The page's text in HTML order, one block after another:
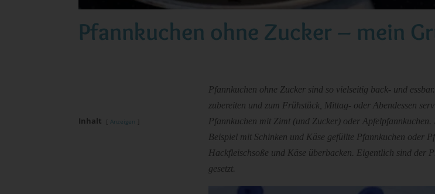
Pfannkuchen ohne Zucker – mein
Inhalt Anzeigen
Pfannkuchen ohne Zucker sind so vielseitig back- und
zubereiten und zum Frühstück, Mittag- oder Abendessen
Pfannkuchen mit Zimt (und Zucker) oder Apfelpfannkuchen.
Beispiel mit Schinken und Käse gefüllte Pfannkuchen oder
Hackfleischsoße und Käse überbacken. Eigentlich sind der
gesetzt.